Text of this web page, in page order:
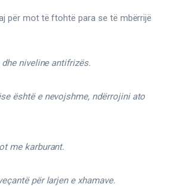
për mot të ftohtë para se të mbërrijë
niveline antifrizës.
është e nevojshme, ndërrojini ato
me karburant.
për larjen e xhamave.